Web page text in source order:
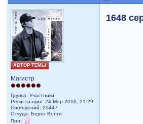
АВТОР ТЕМЫ
Магистр
Группа: Участники
Регистрация: 24 Мар 2010, 21:29
Сообщений: 25447
Откуда: Берег Волги
Пол:
1648